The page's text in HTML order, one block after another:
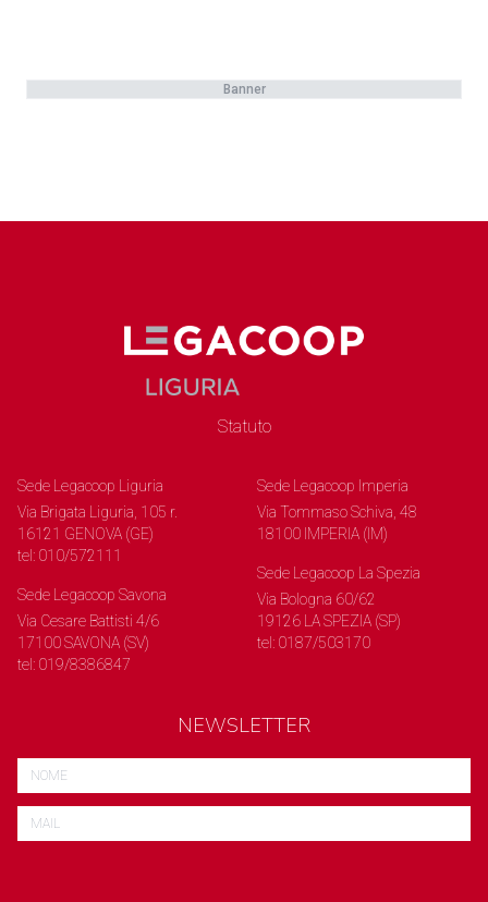
Banner
Statuto
Sede Legacoop Liguria
Via Brigata Liguria, 105 r.
16121 GENOVA (GE)
tel: 010/572111
Sede Legacoop Savona
Via Cesare Battisti 4/6
17100 SAVONA (SV)
tel: 019/8386847
Sede Legacoop Imperia
Via Tommaso Schiva, 48
18100 IMPERIA (IM)
Sede Legacoop La Spezia
Via Bologna 60/62
19126 LA SPEZIA (SP)
tel: 0187/503170
NEWSLETTER